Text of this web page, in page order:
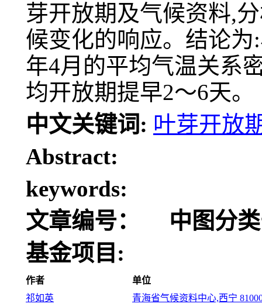
芽开放期及气候资料,
候变化的响应。结论
年4月的平均气温关系
均开放期提早2～6天。
中文关键词: 叶芽开放
Abstract:
keywords:
文章编号：
中图分
基金项目:
作者
单位
祁如英
青海省气候资料中心,西宁